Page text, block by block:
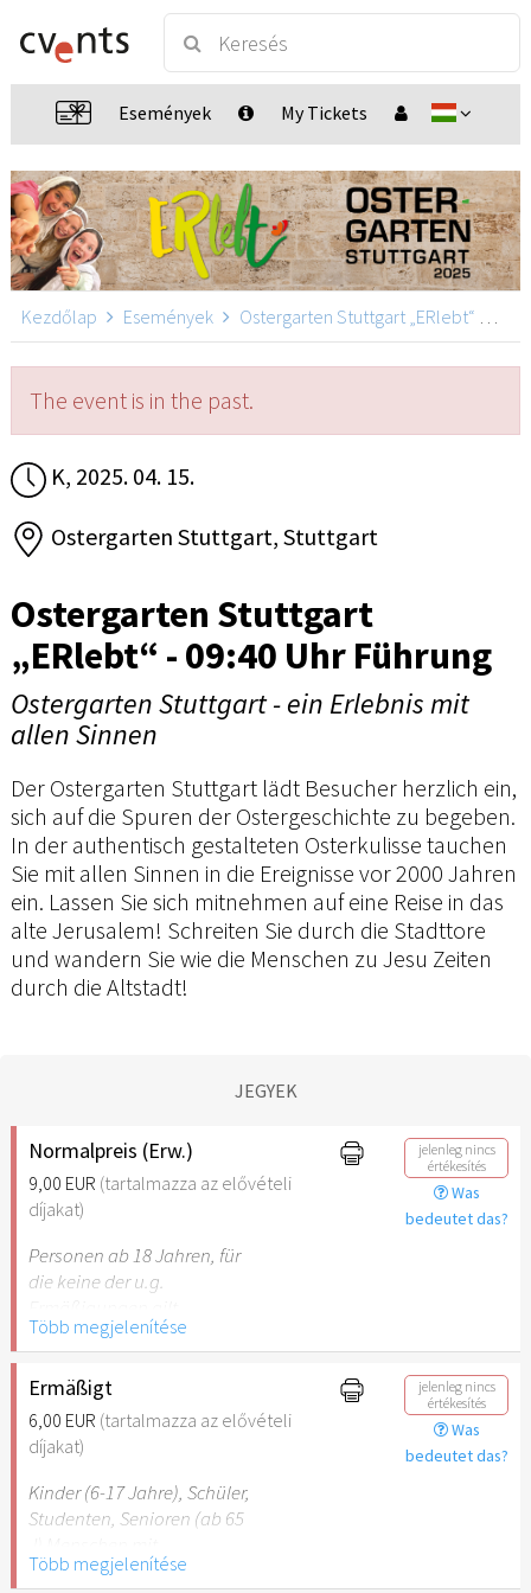
Események My Tickets
Kezdőlap Események Ostergarten Stuttgart „ERlebt“
The event is in the past.
K, 2025. 04. 15.
Ostergarten Stuttgart, Stuttgart
Ostergarten Stuttgart
„ERlebt“ - 09:40 Uhr Führung
Ostergarten Stuttgart - ein Erlebnis mit
allen Sinnen
Der Ostergarten Stuttgart lädt Besucher herzlich ein,
sich auf die Spuren der Ostergeschichte zu begeben.
In der authentisch gestalteten Osterkulisse tauchen
Sie mit allen Sinnen in die Ereignisse vor 2000 Jahren
ein. Lassen Sie sich mitnehmen auf eine Reise in das
alte Jerusalem! Schreiten Sie durch die Stadttore
und wandern Sie wie die Menschen zu Jesu Zeiten
durch die Altstadt!
JEGYEK
Normalpreis (Erw.)
9,00 EUR (tartalmazza az elővételi
díjakat)
jelenleg nincs
értékesítés
Was
bedeutet das?
Personen ab 18 Jahren, für
die keine der u.g.
Több megjelenítése
Ermäßigt
6,00 EUR (tartalmazza az elővételi
díjakat)
jelenleg nincs
értékesítés
Was
bedeutet das?
Kinder (6-17 Jahre), Schüler,
Studenten, Senioren (ab 65
Behinderung (ab 50%),
Több megjelenítése